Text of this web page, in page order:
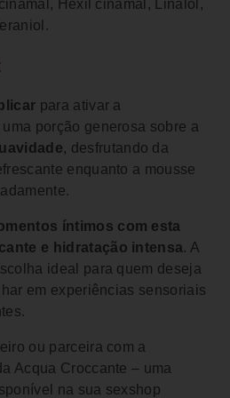
Hexil cinamal, Linalol,
para ativar a
porção generosa sobre a
, desfrutando da
enquanto a mousse
íntimos com esta
e hidratação intensa. A
ideal para quem deseja
em experiências sensoriais
ou parceira com a
Acqua Croccante – uma
na sua sexshop